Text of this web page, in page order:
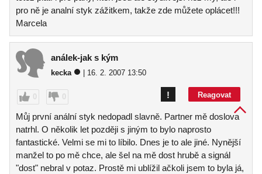
pro ně je analní styk zážitkem, takže zde můžete oplácet!!!
Marcela
análek-jak s kým
kecka | 16. 2. 2007 13:50
0 0 Reagovat
!
Můj první anální styk nedopadl slavně. Partner mě doslova
natrhl. O několik let později s jiným to bylo naprosto
fantastické. Velmi se mi to líbilo. Dnes je to ale jiné. Nynější
manžel to po mě chce, ale šel na mě dost hrubě a signál
"dost" nebral v potaz. Prostě mi ublížil ačkoli jsem to byla já,